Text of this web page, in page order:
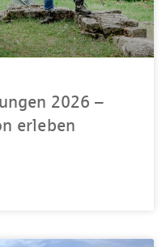
2026 –
erleben